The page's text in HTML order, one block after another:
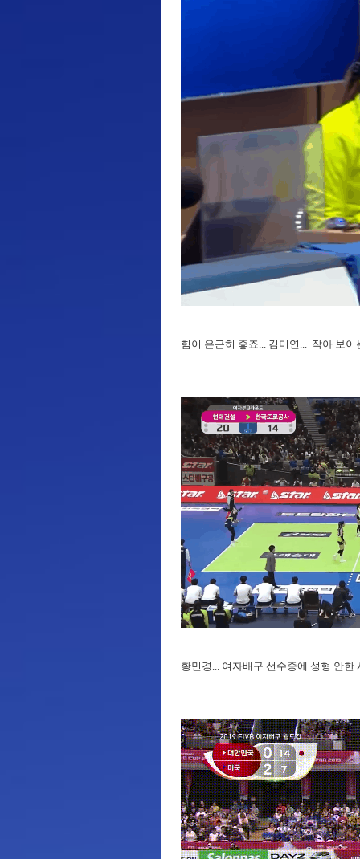
힘이 은근히 좋죠... 김미연... 작아 보
황민경... 여자배구 선수중에 성형 안한